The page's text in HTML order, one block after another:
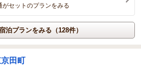
がセットのプランをみる
泊プランをみる（128件）
田町